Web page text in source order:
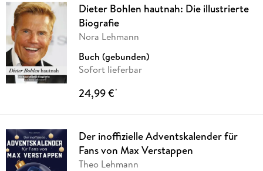
Dieter Bohlen hautnah: Die illustrierte
Biografie
Nora Lehmann
Buch (gebunden)
Sofort lieferbar
24,99 €*
Der inoffizielle Adventskalender für
Fans von Max Verstappen
Theo Lehmann